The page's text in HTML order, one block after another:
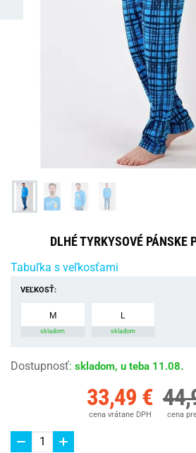
DLHÉ TYRKYSOVÉ PÁNSKE
Tabuľka s veľkosťami
VEĽKOSŤ:
M
skladom
L
skladom
Dostupnosť: skladom, u teba 11.08.
33,49 €
cena vrátane DPH cena